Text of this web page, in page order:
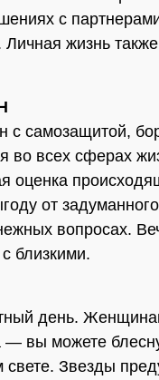
с
жизнь
с самозащитой,
во всех сферах
оценка
от
вопросах.
близкими.
день.
— вы можете
свете. Звезды